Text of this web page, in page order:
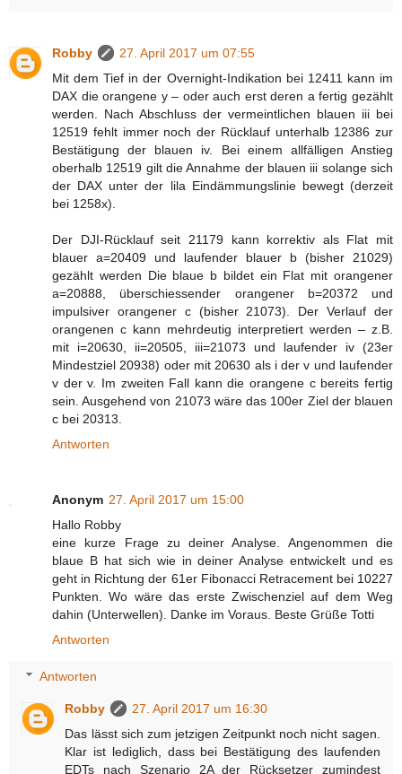
Robby
27. April 2017 um 07:55
Mit dem Tief in der Overnight-Indikation bei 12411 kann im
DAX die orangene y – oder auch erst deren a fertig gezählt
werden. Nach Abschluss der vermeintlichen blauen iii bei
12519 fehlt immer noch der Rücklauf unterhalb 12386 zur
Bestätigung der blauen iv. Bei einem allfälligen Anstieg
oberhalb 12519 gilt die Annahme der blauen iii solange sich
der DAX unter der lila Eindämmungslinie bewegt (derzeit
bei 1258x).
Der DJI-Rücklauf seit 21179 kann korrektiv als Flat mit
blauer a=20409 und laufender blauer b (bisher 21029)
gezählt werden Die blaue b bildet ein Flat mit orangener
a=20888, überschiessender orangener b=20372 und
impulsiver orangener c (bisher 21073). Der Verlauf der
orangenen c kann mehrdeutig interpretiert werden – z.B.
mit i=20630, ii=20505, iii=21073 und laufender iv (23er
Mindestziel 20938) oder mit 20630 als i der v und laufender
v der v. Im zweiten Fall kann die orangene c bereits fertig
sein. Ausgehend von 21073 wäre das 100er Ziel der blauen
c bei 20313.
Antworten
Anonym 27. April 2017 um 15:00
Hallo Robby
eine kurze Frage zu deiner Analyse. Angenommen die
blaue B hat sich wie in deiner Analyse entwickelt und es
geht in Richtung der 61er Fibonacci Retracement bei 10227
Punkten. Wo wäre das erste Zwischenziel auf dem Weg
dahin (Unterwellen). Danke im Voraus. Beste Grüße Totti
Antworten
Antworten
Robby
27. April 2017 um 16:30
Das lässt sich zum jetzigen Zeitpunkt noch nicht sagen.
Klar ist lediglich, dass bei Bestätigung des laufenden
EDTs nach Szenario 2A der Rücksetzer zumindest